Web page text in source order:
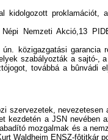
kidolgozott
Nemzeti Akció,13
közigazgatási garancia
szabályozták a sajtó-,
továbbá a bûnvádi
szervezetek,
a JSN nevében
mozgalmak és a
Waldheim ENSZ-fôtitkár